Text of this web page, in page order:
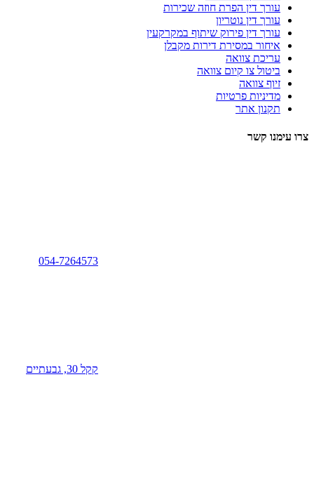
עורך דין הפרת חוזה שכירות
עורך דין נוטריון
עורך דין פירוק שיתוף במקרקעין
איחור במסירת דירות מקבלן
עריכת צוואה
ביטול צו קיום צוואה
זיוף צוואה
מדיניות פרטיות
תקנון אתר
צרו עימנו קשר
054-7264573
קקל 30, גבעתיים